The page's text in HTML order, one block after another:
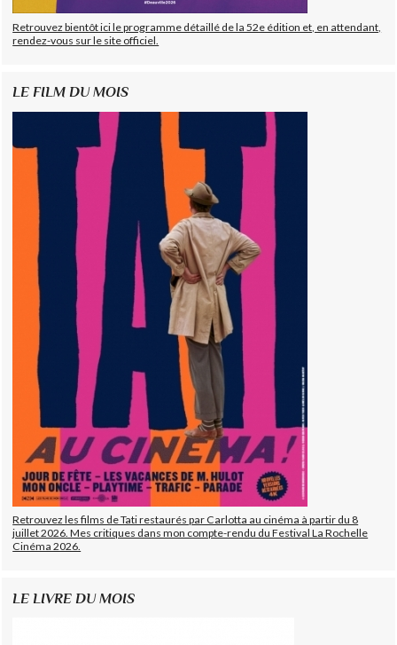
Retrouvez bientôt ici le programme détaillé de la 52e édition et, en attendant,
rendez-vous sur le site officiel.
LE FILM DU MOIS
Retrouvez les films de Tati restaurés par Carlotta au cinéma à partir du 8
juillet 2026. Mes critiques dans mon compte-rendu du Festival La Rochelle
Cinéma 2026.
LE LIVRE DU MOIS